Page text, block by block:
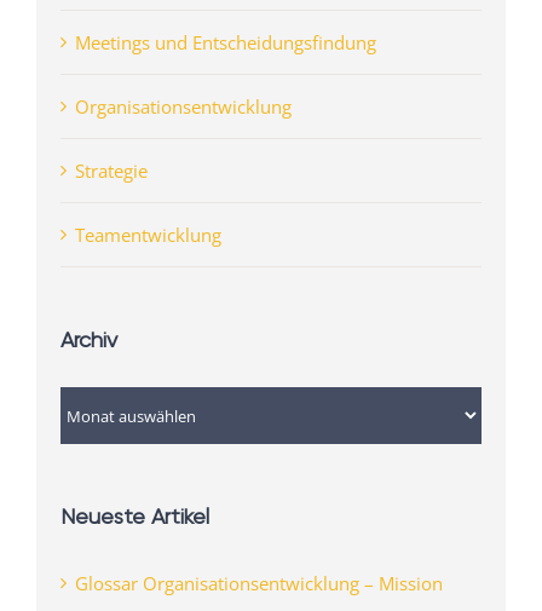
Meetings und Entscheidungsfindung
Organisationsentwicklung
Strategie
Teamentwicklung
Archiv
Archiv
Neueste Artikel
Glossar Organisationsentwicklung – Mission